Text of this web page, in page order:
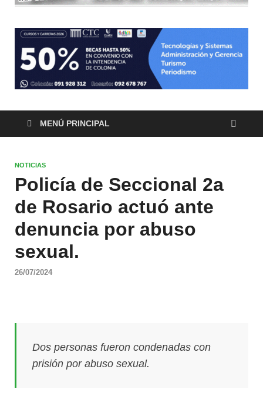
MENÚ PRINCIPAL
NOTICIAS
Policía de Seccional 2a
de Rosario actuó ante
denuncia por abuso
sexual.
26/07/2024
Dos personas fueron condenadas con
prisión por abuso sexual.